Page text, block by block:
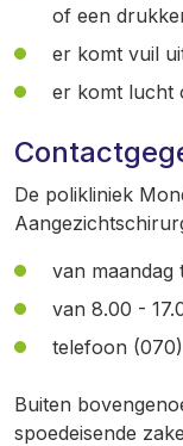
of een
er komt vuil
er komt lucht
De polikliniek
van maandag
van 8.00 -
telefoon
Buiten
spoedeisende